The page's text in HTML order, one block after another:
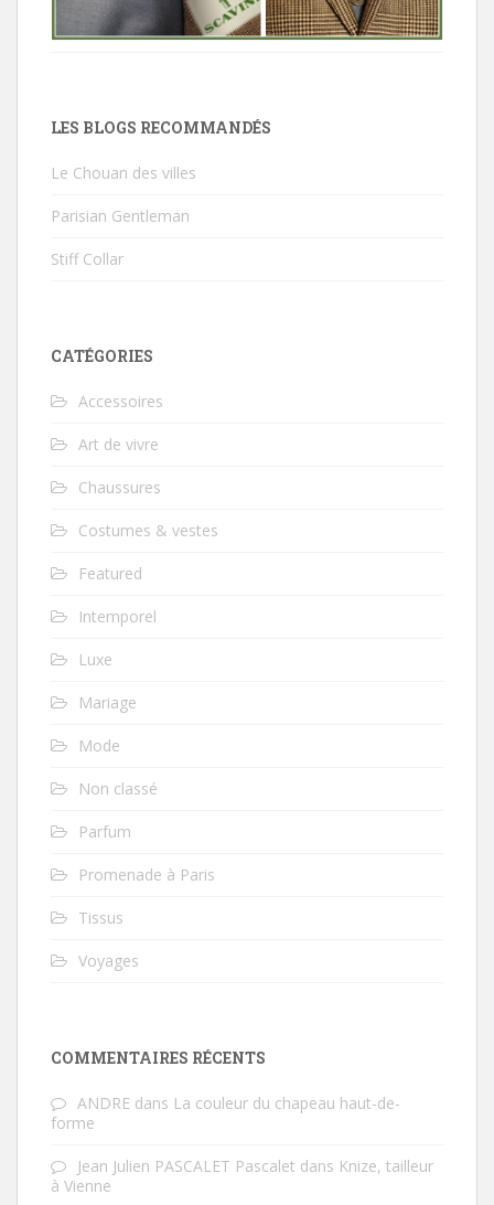
LES BLOGS RECOMMANDÉS
Le Chouan des villes
Parisian Gentleman
Stiff Collar
CATÉGORIES
Accessoires
Art de vivre
Chaussures
Costumes & vestes
Featured
Intemporel
Luxe
Mariage
Mode
Non classé
Parfum
Promenade à Paris
Tissus
Voyages
COMMENTAIRES RÉCENTS
ANDRE dans La couleur du chapeau haut-de-
forme
Jean Julien PASCALET Pascalet dans Knize, tailleur
à Vienne